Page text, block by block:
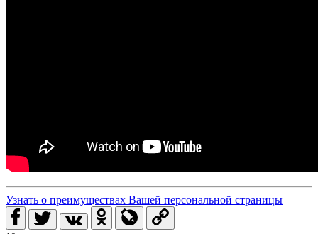
Узнать о преимуществах Вашей персональной страницы